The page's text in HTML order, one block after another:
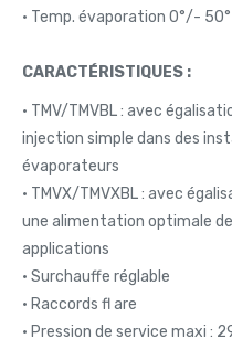
• Temp. évaporation 0°/- 50°
CARACTÉRISTIQUES :
• TMV/TMVBL : avec
injection simple dans des
évaporateurs
• TMVX/TMVXBL : avec
une alimentation optimale
applications
• Surchauffe réglable
• Raccords fl are
• Pression de service maxi :